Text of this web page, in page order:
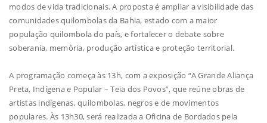
modos de vida tradicionais. A proposta é ampliar a visibilidade das
comunidades quilombolas da Bahia, estado com a maior
população quilombola do país, e fortalecer o debate sobre
soberania, memória, produção artística e proteção territorial.
A programação começa às 13h, com a exposição “A Grande Aliança
Preta, Indígena e Popular – Teia dos Povos”, que reúne obras de
artistas indígenas, quilombolas, negros e de movimentos
populares. Às 13h30, será realizada a Oficina de Bordados pela